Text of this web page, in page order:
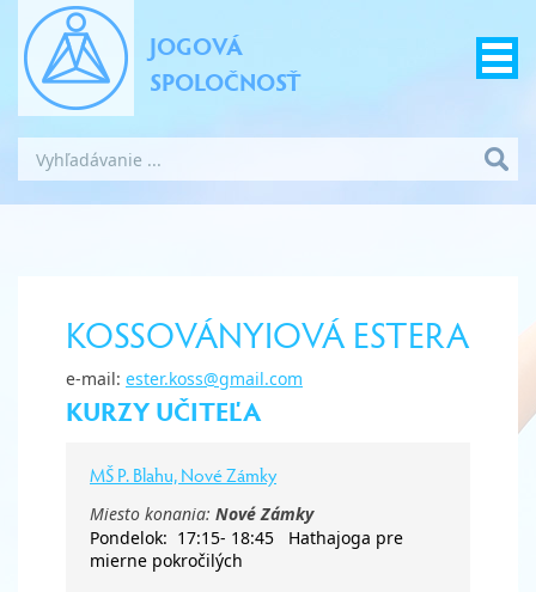
JOGOVÁ
SPOLOČNOSŤ
KOSSOVÁNYIOVÁ ESTERA
e-mail: ester.koss@gmail.com
KURZY UČITEĽA
MŠ P. Blahu, Nové Zámky
Miesto konania: Nové Zámky
Pondelok: 17:15- 18:45 Hathajoga pre
mierne pokročilých